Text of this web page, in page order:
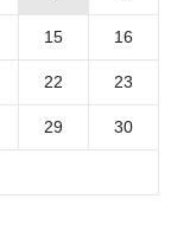
15 16
22 23
29 30